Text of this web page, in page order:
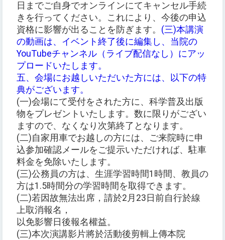
日までご自身でオンラインにてキャンセル手続
きを行ってください。これにより、今後の申込
資格に影響が出ることを防ぎます。 (三)本講演
の動画は、イベント終了後に編集し、当院の
YouTubeチャンネル（ライブ配信なし）にアッ
プロードいたします。
五、会場にお越しいただいた方には、以下の特
典がございます。
(一)会場にて受付をされた方に、科学普及出版
物をプレゼントいたします。数に限りがござい
ますので、なくなり次第終了となります。
(二)自家用車でお越しの方には、ご来院時に申
込参加確認メールをご提示いただければ、駐車
料金を免除いたします。
(三)公務員の方は、生涯学習時間1時間、教員の
方は1.5時間分の学習時間を取得できます。
(二)若因故無法出席，請於2月23日前自行於線
上取消報名，
以免影響日後報名權益。
(三)本次演講影片將於活動後剪輯上傳本院